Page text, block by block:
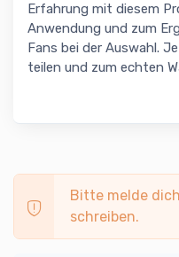
Erfahrung mit diesem
Anwendung und zum
Fans bei der Auswahl.
teilen und zum echten
Bitte melde
schreiben.